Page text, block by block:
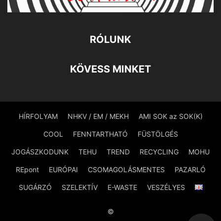
RÓLUNK
KÖVESS MINKET
HÍRFOLYAM NHKV / EM / MEKH AMI SOK az SOK(K)
COOL FENNTARTHATÓ FÜSTÖLGÉS
JOGÁSZKODUNK TEHU TREND RECYCLING MOHU
REpont EURÓPAI CSOMAGOLÁSMENTES PAZARLÓ
SUGÁRZÓ SZELEKTÍV E-WASTE VESZÉLYES
©